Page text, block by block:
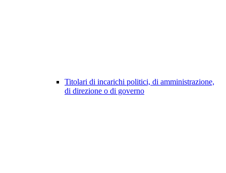
Titolari di incarichi politici, di amministrazione,
di direzione o di governo